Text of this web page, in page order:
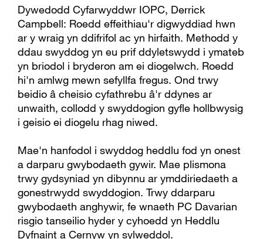
Dywedodd Cyfarwyddwr IOPC, Derrick
Campbell: Roedd effeithiau'r digwyddiad hwn
ar y wraig yn ddifrifol ac yn hirfaith. Methodd y
ddau swyddog yn eu prif ddyletswydd i ymateb
yn briodol i bryderon am ei diogelwch. Roedd
hi'n amlwg mewn sefyllfa fregus. Ond trwy
beidio â cheisio cyfathrebu â'r ddynes ar
unwaith, collodd y swyddogion gyfle hollbwysig
i geisio ei diogelu rhag niwed.
Mae'n hanfodol i swyddog heddlu fod yn onest
a darparu gwybodaeth gywir. Mae plismona
trwy gydsyniad yn dibynnu ar ymddiriedaeth a
gonestrwydd swyddogion. Trwy ddarparu
gwybodaeth anghywir, fe wnaeth PC Davarian
risgio tanseilio hyder y cyhoedd yn Heddlu
Dyfnaint a Cernyw yn sylweddol.